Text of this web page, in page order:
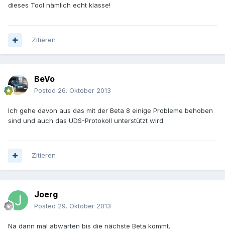
dieses Tool nämlich echt klasse!
Zitieren
BeVo
Posted 26. Oktober 2013
Ich gehe davon aus das mit der Beta 8 einige Probleme behoben
sind und auch das UDS-Protokoll unterstützt wird.
Zitieren
Joerg
Posted 29. Oktober 2013
Na dann mal abwarten bis die nächste Beta kommt.